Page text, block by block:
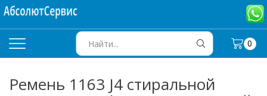
INPUT
0
Ремень 1163 J4 стиральной